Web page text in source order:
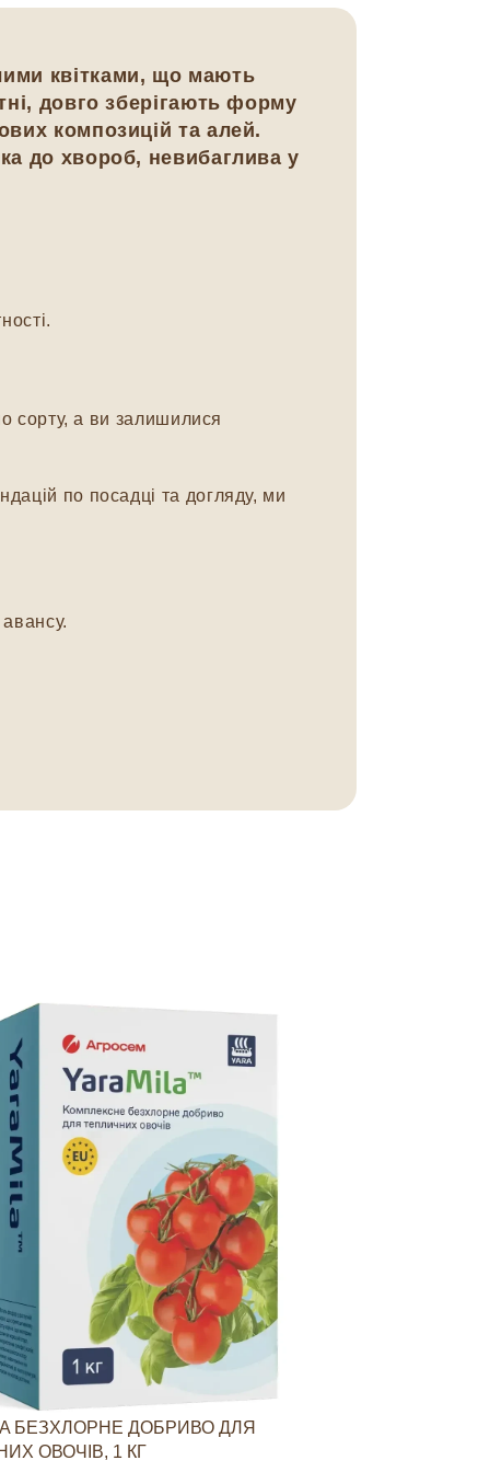
квітками, що мають
довго зберігають форму
композицій та алей.
до хвороб, невибаглива у
сорту, а ви залишилися
по посадці та догляду, ми
БЕЗХЛОРНЕ ДОБРИВО ДЛЯ
ОВОЧІВ, 1 КГ